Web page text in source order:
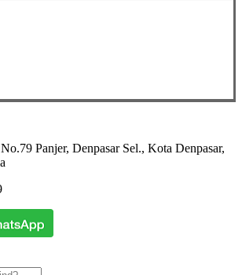
Panjer, Denpasar Sel., Kota Denpasar,